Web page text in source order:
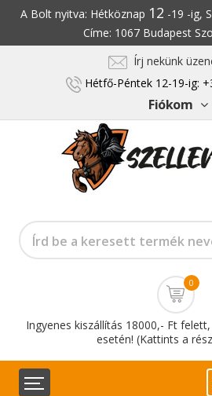
A Bolt nyitva: Hétköznap 12 -19 -ig,
Címe: 1067 Budapest
Írj nekünk
Hétfő-Péntek 12-19-ig:
Fiókom
0
Ingyenes kiszállítás 18000,- Ft
esetén! (Kattints a